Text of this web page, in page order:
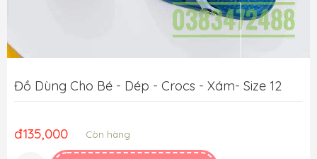
Đồ Dùng Cho Bé - Dép - Crocs - Xám- Size 12
đ135,000 Còn hàng